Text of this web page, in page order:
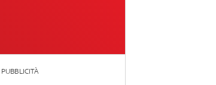
PUBBLICITÀ